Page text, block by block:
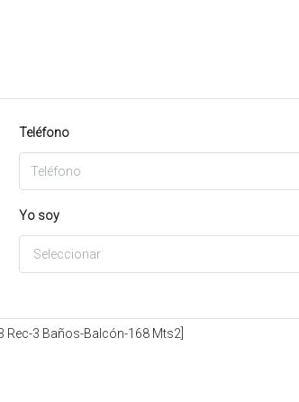
Teléfono
Yo soy
Seleccionar